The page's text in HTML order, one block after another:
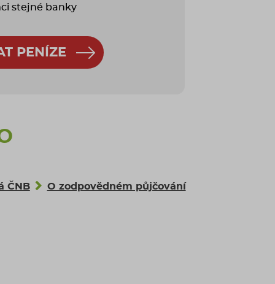
stejné banky
PENÍZE
ČNB O zodpovědném půjčování